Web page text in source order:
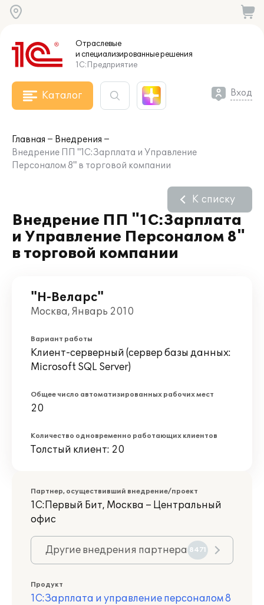
Отраслевые
и специализированныерешения
1С:Предприятие
Каталог Вход
Главная
Внедрения
Внедрение ПП "1С:Зарплата и Управление
Персоналом 8" в торговой компании
Внедрение ПП "1С:Зарплата
и Управление Персоналом 8"
в торговой компании
К списку
"Н-Веларс"
Москва, Январь 2010
Вариант работы
Клиент-серверный (сервер базы данных:
Microsoft SQL Server)
Общее число автоматизированных рабочих мест
20
Количество одновременно работающих клиентов
Толстый клиент: 20
Партнер, осуществивший внедрение/проект
1С:Первый Бит, Москва – Центральный
офис
Другие внедрения партнера 8471
Продукт
1С:Зарплата и управление персоналом 8